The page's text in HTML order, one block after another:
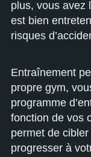
plus, vous avez
est bien
risques
Entraînement
propre gym,
programme
fonction de vos
permet de
progresser à